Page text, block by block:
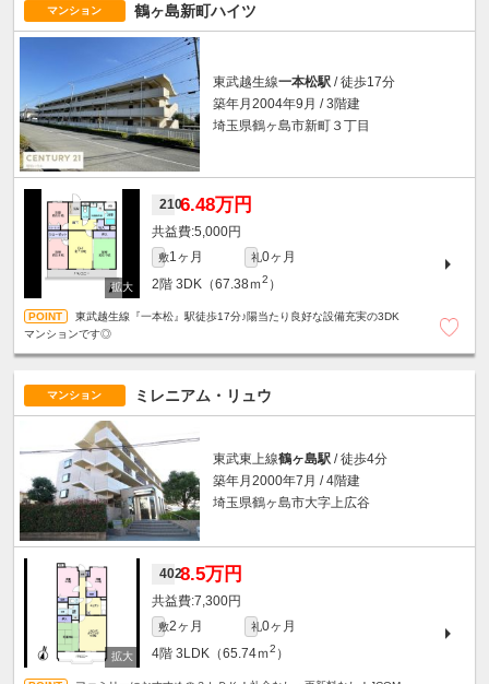
マンション 鶴ヶ島新町ハイツ
東武越生線一本松駅 / 徒歩17分
築年月2004年9月 / 3階建
埼玉県鶴ヶ島市新町３丁目
2106.48万円
5,000円
敷1ヶ月 礼0ヶ月
2階 3DK（67.38ｍ2 ）
東武越生線『一本松』駅徒歩17分♪陽当たり良好な設備充実の3DK
マンションです◎
マンション ミレニアム・リュウ
東武東上線鶴ヶ島駅 / 徒歩4分
築年月2000年7月 / 4階建
埼玉県鶴ヶ島市大字上広谷
4028.5万円
7,300円
敷2ヶ月 礼0ヶ月
4階 3LDK（65.74ｍ2 ）